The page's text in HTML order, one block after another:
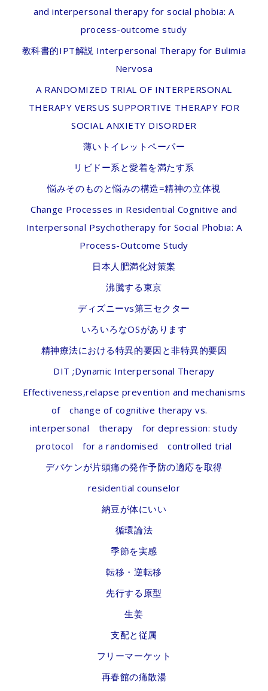
and interpersonal therapy for social phobia: A
process-outcome study
教科書的IPT解説 Interpersonal Therapy for Bulimia
Nervosa
A RANDOMIZED TRIAL OF INTERPERSONAL
THERAPY VERSUS SUPPORTIVE THERAPY FOR
SOCIAL ANXIETY DISORDER
薄いトイレットペーパー
リビドー系と愛着を満たす系
悩みそのものと悩みの構造=精神の立体視
Change Processes in Residential Cognitive and
Interpersonal Psychotherapy for Social Phobia: A
Process-Outcome Study
日本人肥満化対策案
沸騰する東京
ディズニーvs第三セクター
いろいろなOSがあります
精神療法における特異的要因と非特異的要因
DIT ;Dynamic Interpersonal Therapy
Effectiveness,relapse prevention and mechanisms
of change of cognitive therapy vs.
interpersonal therapy for depression: study
protocol for a randomised controlled trial
デパケンが片頭痛の発作予防の適応を取得
residential counselor
納豆が体にいい
循環論法
季節を実感
転移・逆転移
先行する原型
生姜
支配と従属
フリーマーケット
再春館の痛散湯